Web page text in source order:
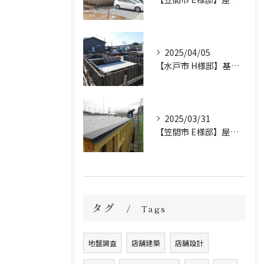
2025/04/05
【水戸市 H様邸】基礎工事進行中です。
2025/03/31
【笠間市 E様邸】屋根防水下地施工しました。
タグ Tags
地盤調査 店舗建築 店舗設計